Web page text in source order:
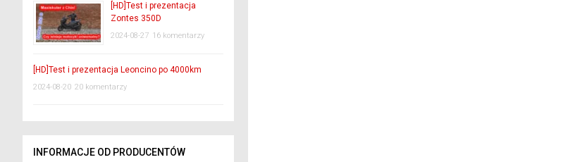
[HD]Test i prezentacja
Zontes 350D
2024-08-27 16 komentarzy
[HD]Test i prezentacja Leoncino po 4000km
2024-08-20 20 komentarzy
INFORMACJE OD PRODUCENTÓW